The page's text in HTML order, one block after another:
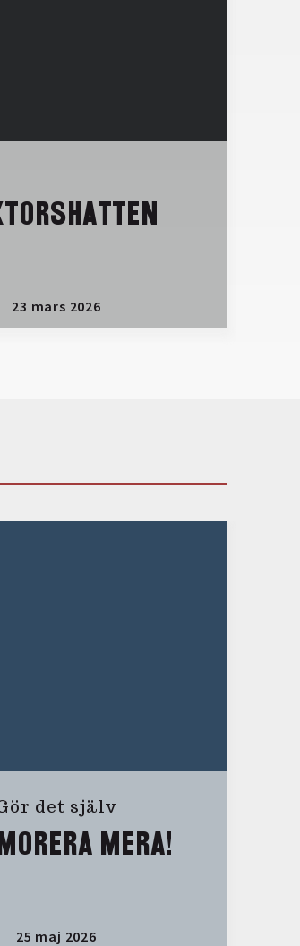
23 mars 2026
det själv
MERA!
25 maj 2026